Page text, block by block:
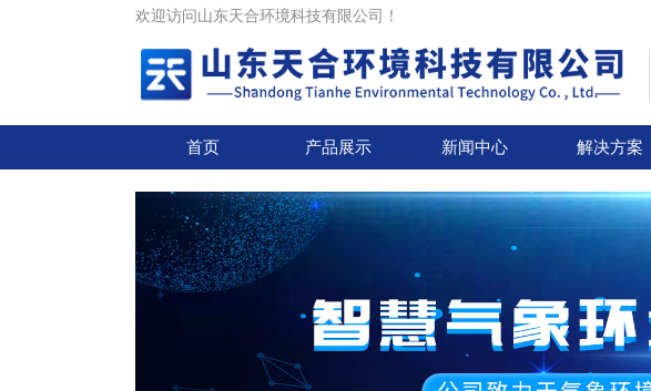
欢迎访问山东天合环境科技有限公司！
首页 产品展示 新闻中心 解决方案